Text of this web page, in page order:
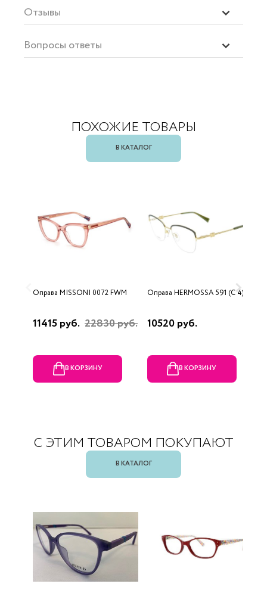
Отзывы
Вопросы ответы
ПОХОЖИЕ ТОВАРЫ
В КАТАЛОГ
Оправа MISSONI 0072 FWM
11415 руб. 22830 руб.
В КОРЗИНУ
Оправа HERMOSSA 591 (C 4)
10520 руб.
В КОРЗИНУ
С ЭТИМ ТОВАРОМ ПОКУПАЮТ
В КАТАЛОГ